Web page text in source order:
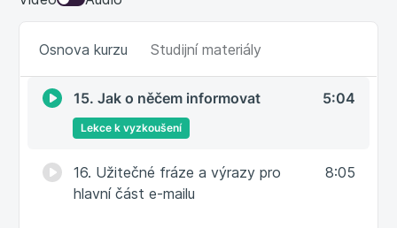
Osnova kurzu Studijní materiály
zeptat
14. Průběžný kvíz
15. Jak o něčem informovat 5:04
Lekce k vyzkoušení
16. Užitečné fráze a výrazy pro
hlavní část e-mailu
8:05